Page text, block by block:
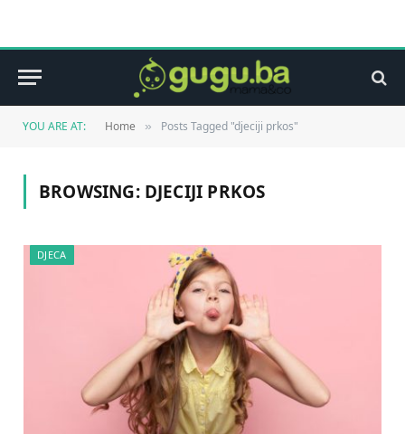
YOU ARE AT: Home » Posts Tagged "djeciji prkos"
BROWSING: DJECIJI PRKOS
DJECA